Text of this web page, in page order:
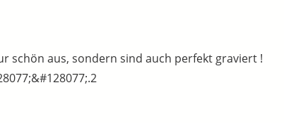
schön aus, sondern sind auch perfekt graviert !